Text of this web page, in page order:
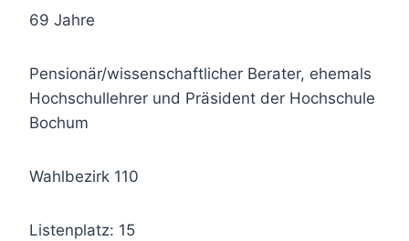
69 Jahre
Pensionär/wissenschaftlicher Berater, ehemals
Hochschullehrer und Präsident der Hochschule
Bochum
Wahlbezirk 110
Listenplatz: 15